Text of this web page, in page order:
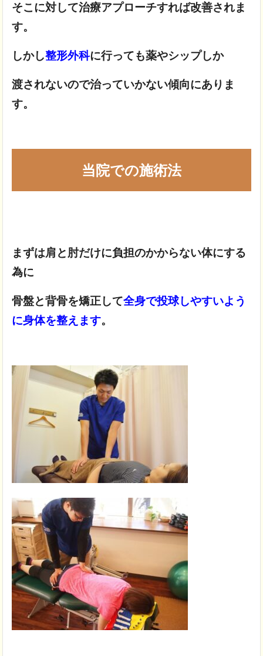
そこに対して治療アプローチすれば改善されま
す。
しかし整形外科に行っても薬やシップしか
渡されないので治っていかない傾向にありま
す。
当院での施術法
まずは肩と肘だけに負担のかからない体にする
為に
骨盤と背骨を矯正して全身で投球しやすいよう
に身体を整えます。